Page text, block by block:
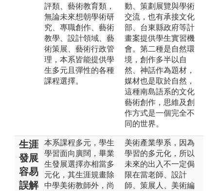
評類、藝術教育類，
無論未來想朝學術研
究、專職創作、藝術
教學、設計領域、藝
術策展、藝術行政管
理，本系皆能提供學
生多元且彈性的各種
課程選擇。
動、策劃展覽與學術
交流，也有承接文化
部、台東縣政府等計
畫案提供學生實習機
會。第二種是自然環
境，創作多半以自
然、神話作為題材，
媒材也是取於自然，
這種南島語系的文化
藝術創作，思維及創
作方式是一個完全不
同的世界。
生涯
發展
容易
誤解
本系課程多元，學生
學習面向廣闊，畢業
生發展選擇亦相當多
元化，其生涯規畫除
中學美術教師外，尚
美術產業學系，因為
學習的多元化，所以
未來的出入不一定侷
限在當老師、設計
師、策展人、美術編